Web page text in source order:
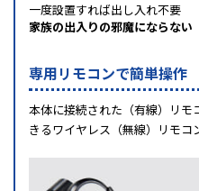
一度設置すれば出し入れ不要
家族の出入りの邪魔にならない
専用リモコンで簡単操作
本体に接続された（有線）リモ
きるワイヤレス（無線）リモ